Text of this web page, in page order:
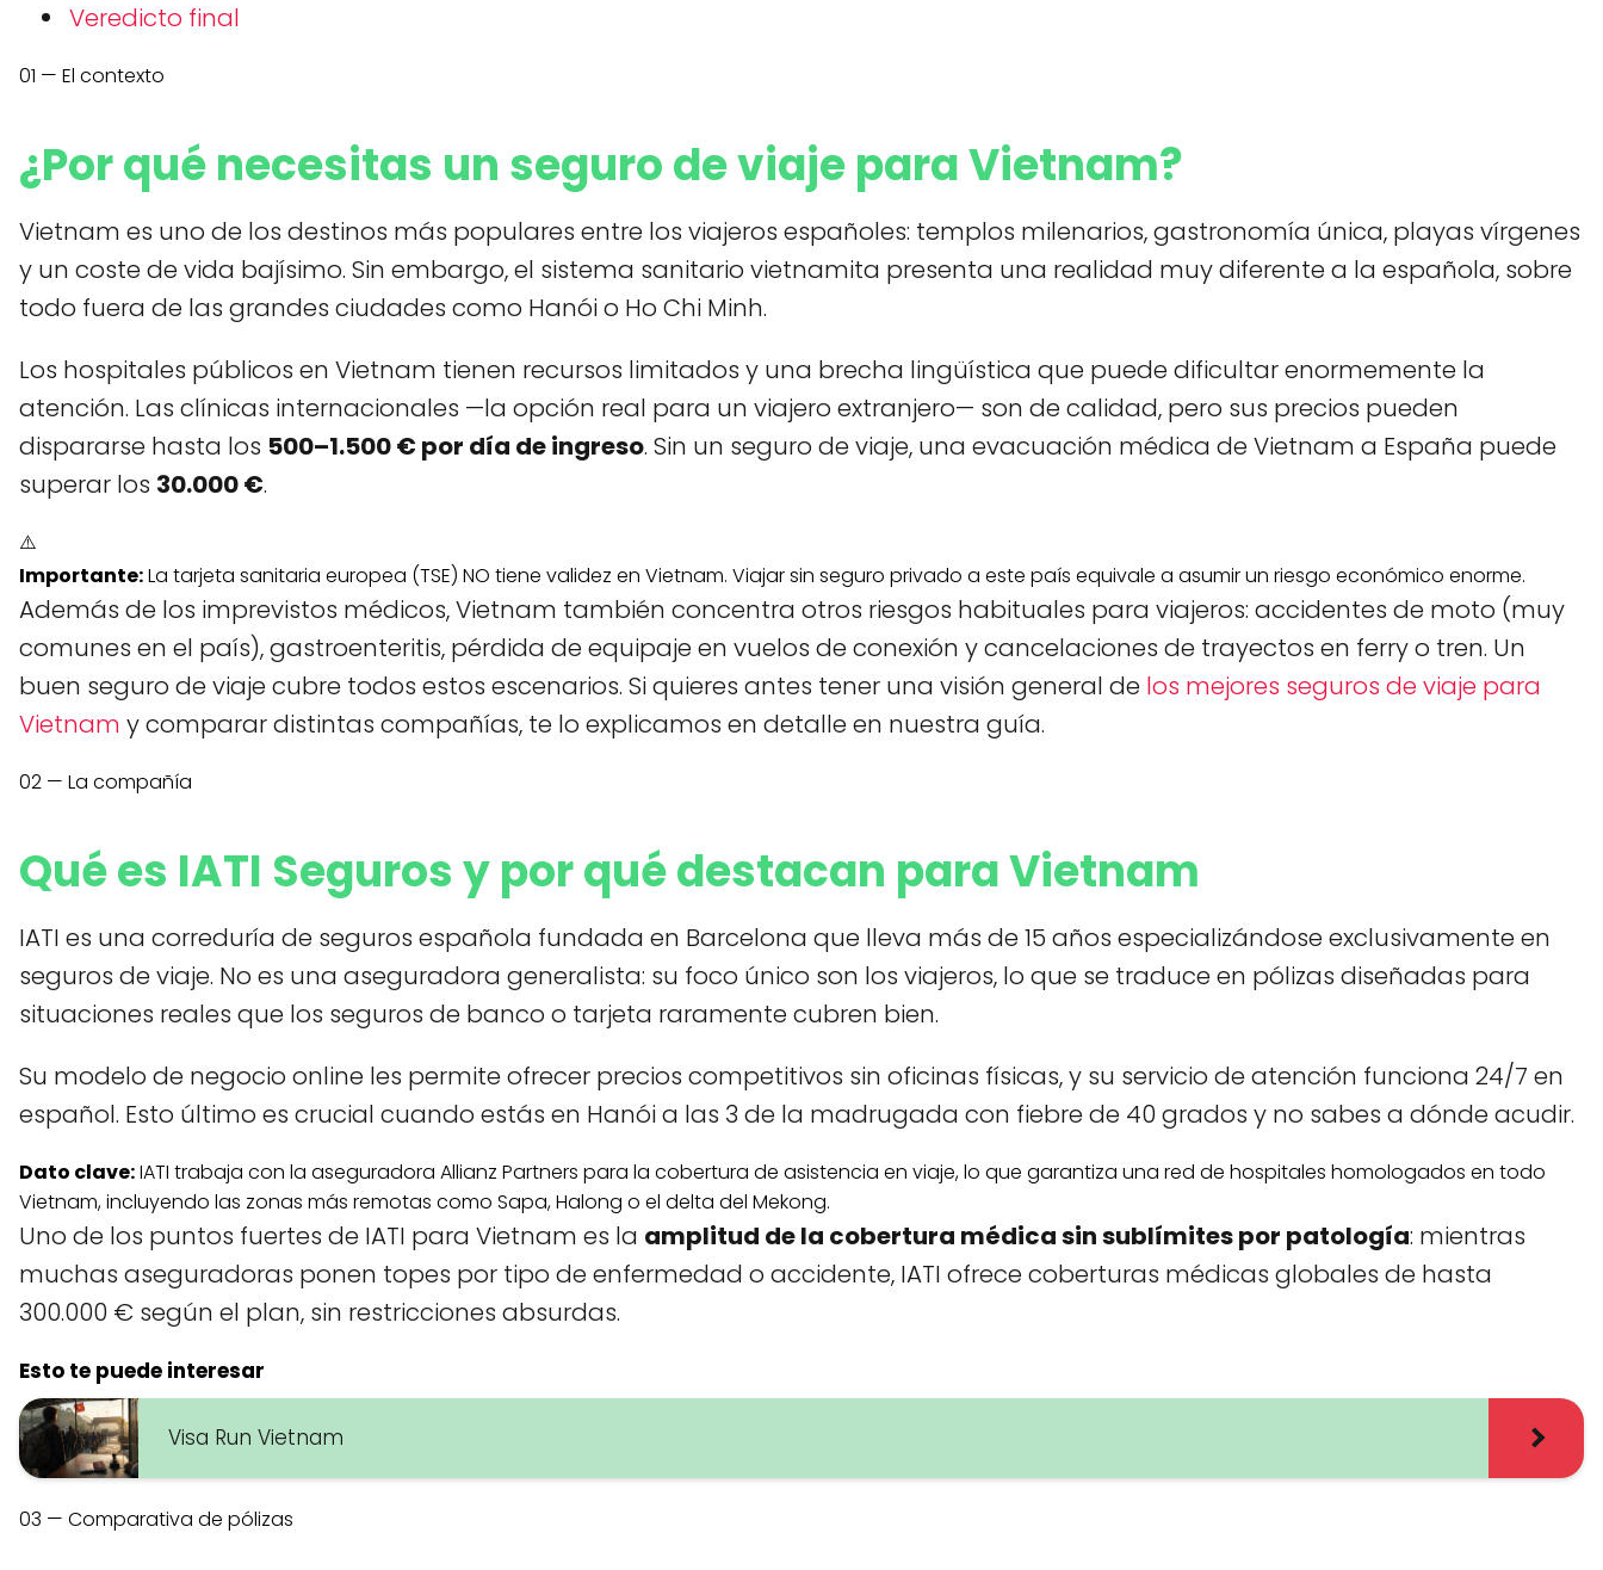
Veredicto final
01 — El contexto
¿Por qué necesitas un seguro de viaje para Vietnam?
Vietnam es uno de los destinos más populares entre los viajeros españoles: templos milenarios, gastronomía única, playas vírgenes
y un coste de vida bajísimo. Sin embargo, el sistema sanitario vietnamita presenta una realidad muy diferente a la española, sobre
todo fuera de las grandes ciudades como Hanói o Ho Chi Minh.
Los hospitales públicos en Vietnam tienen recursos limitados y una brecha lingüística que puede dificultar enormemente la
atención. Las clínicas internacionales —la opción real para un viajero extranjero— son de calidad, pero sus precios pueden
dispararse hasta los 500–1.500 € por día de ingreso. Sin un seguro de viaje, una evacuación médica de Vietnam a España puede
superar los 30.000 €.
⚠️
Importante:La tarjeta sanitaria europea (TSE) NO tiene validez en Vietnam. Viajar sin seguro privado a este país equivale a asumir un riesgo económico enorme.
Además de los imprevistos médicos, Vietnam también concentra otros riesgos habituales para viajeros: accidentes de moto (muy
comunes en el país), gastroenteritis, pérdida de equipaje en vuelos de conexión y cancelaciones de trayectos en ferry o tren. Un
buen seguro de viaje cubre todos estos escenarios. Si quieres antes tener una visión general de los mejores seguros de viaje para
Vietnam y comparar distintas compañías, te lo explicamos en detalle en nuestra guía.
02 — La compañía
Qué es IATI Seguros y por qué destacan para Vietnam
IATI es una correduría de seguros española fundada en Barcelona que lleva más de 15 años especializándose exclusivamente en
seguros de viaje. No es una aseguradora generalista: su foco único son los viajeros, lo que se traduce en pólizas diseñadas para
situaciones reales que los seguros de banco o tarjeta raramente cubren bien.
Su modelo de negocio online les permite ofrecer precios competitivos sin oficinas físicas, y su servicio de atención funciona 24/7 en
español. Esto último es crucial cuando estás en Hanói a las 3 de la madrugada con fiebre de 40 grados y no sabes a dónde acudir.
Dato clave:IATI trabaja con la aseguradora Allianz Partners para la cobertura de asistencia en viaje, lo que garantiza una red de hospitales homologados en todo
Vietnam, incluyendo las zonas más remotas como Sapa, Halong o el delta del Mekong.
Uno de los puntos fuertes de IATI para Vietnam es la amplitud de la cobertura médica sin sublímites por patología: mientras
muchas aseguradoras ponen topes por tipo de enfermedad o accidente, IATI ofrece coberturas médicas globales de hasta
300.000 € según el plan, sin restricciones absurdas.
Esto te puede interesar
Visa Run Vietnam
03 — Comparativa de pólizas